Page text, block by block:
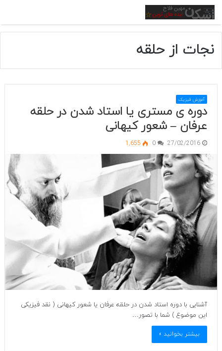
منو
نجات از حلقه
آموزش فیزیک
دوره ی مستری یا استاد شدن در حلقه
عرفان – شعور کیهانی
27/02/2016
0
1,655
آشنایی با دوره استاد شدن در حلقه عرفان یا شعور کیهانی ( نقد فیزیکی
این موضوع ) شما با تصور…
بیشتر بخوانید »